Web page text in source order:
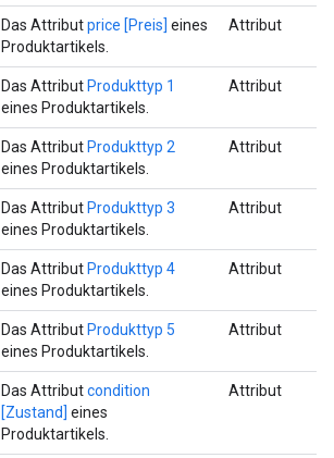
Das Attributprice [Preis] eines
Produktartikels.
Attribut
Das Attribut Produkttyp 1
eines Produktartikels.
Attribut
Das Attribut Produkttyp 2
eines Produktartikels.
Attribut
Das Attribut Produkttyp 3
eines Produktartikels.
Attribut
Das Attribut Produkttyp 4
eines Produktartikels.
Attribut
Das Attribut Produkttyp 5
eines Produktartikels.
Attribut
Das Attributcondition
[Zustand] eines
Produktartikels.
Attribut